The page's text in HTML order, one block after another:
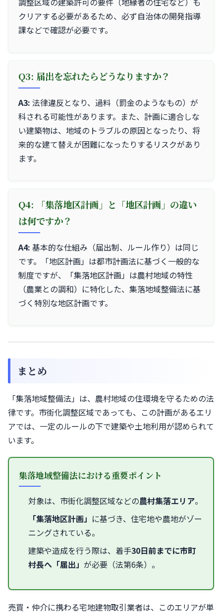
クリアする必要があるため、必ず自治体の開発指導
課などで確認が必要です。
Q3: 届出を忘れたらどうなりますか？
A3: 法律違反となり、過料（罰金のようなもの）が
科される可能性があります。また、計画に適合しな
い建築物は、地域のトラブルの原因となったり、将
来的な建て替えが困難になったりするリスクがあり
ます。
Q4: 「集落地区計画」と「地区計画」の違い
は何ですか？
A4: 基本的な仕組み（届出制、ルール作り）は同じ
です。「地区計画」は都市計画法に基づく一般的な
制度ですが、「集落地区計画」は農村地域の特性
（農業との調和）に特化した、集落地域整備法に基
づく特別な地区計画です。
まとめ
「集落地域整備法」は、農村地域の住環境を守るための法
律です。市街化調整区域であっても、この計画があるエリ
アでは、一定のルールの下で建築や土地利用が認められて
います。
集落地域整備法における重要ポイント
対象は、市街化調整区域などの農村集落エリア。
「集落地区計画」 に基づき、住宅地や農地がゾー
ニングされている。
建築や造成を行う際は、着手30日前までに市町
村長へ「届出」が必要（法第6条）。
売買・仲介に携わる宅地建物取引業者は、このエリアが単